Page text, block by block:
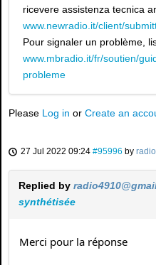
ricevere assistenza tecnica
www.newradio.it/client/
Pour signaler un problème,
www.mbradio.it/fr/soutien/
probleme
Please Log in or Create an
27 Jul 2022 09:24 #95996 by
Replied by
synthétisée
Merci pour la réponse